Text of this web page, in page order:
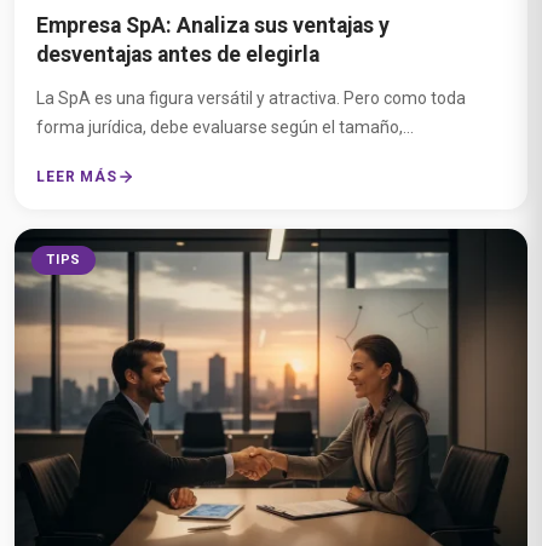
Empresa SpA: Analiza sus ventajas y
desventajas antes de elegirla
La SpA es una figura versátil y atractiva. Pero como toda
forma jurídica, debe evaluarse según el tamaño,...
LEER MÁS
TIPS